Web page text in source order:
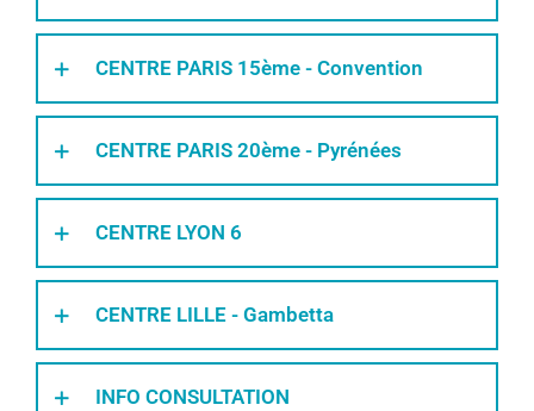
CENTRE PARIS 15ème - Convention
CENTRE PARIS 20ème - Pyrénées
CENTRE LYON 6
CENTRE LILLE - Gambetta
INFO CONSULTATION